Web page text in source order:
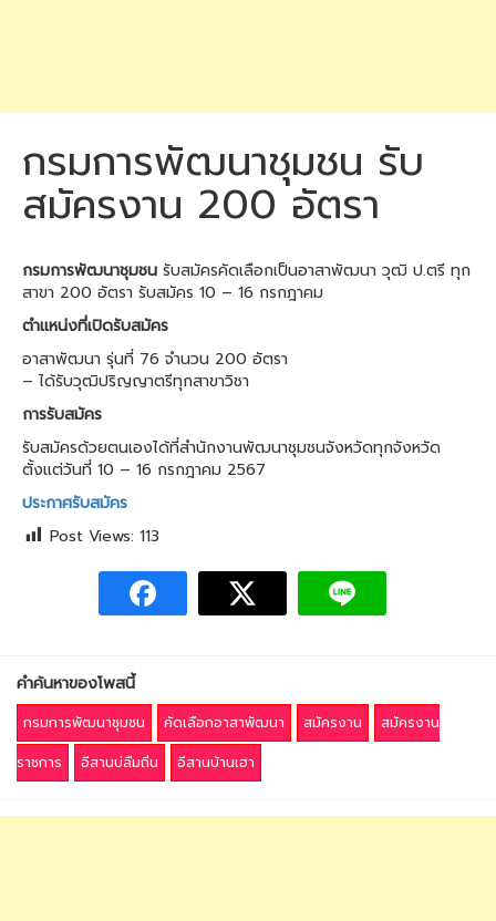
กรมการพัฒนาชุมชน รับ
สมัครงาน 200 อัตรา
กรมการพัฒนาชุมชน รับสมัครคัดเลือกเป็นอาสาพัฒนา วุฒิ ป.ตรี ทุก
สาขา 200 อัตรา รับสมัคร 10 – 16 กรกฎาคม
ตำแหน่งที่เปิดรับสมัคร
อาสาพัฒนา รุ่นที่ 76 จำนวน 200 อัตรา
– ได้รับวุฒิปริญญาตรีทุกสาขาวิชา
การรับสมัคร
รับสมัครด้วยตนเองได้ที่สำนักงานพัฒนาชุมชนจังหวัดทุกจังหวัด
ตั้งแต่วันที่ 10 – 16 กรกฎาคม 2567
ประกาศรับสมัคร
Post Views: 113
คำค้นหาของโพสนี้
กรมการพัฒนาชุมชน คัดเลือกอาสาพัฒนา สมัครงาน
สมัครงาน
ราชการ
อีสานบ่ลืมถิ่น อีสานบ้านเฮา